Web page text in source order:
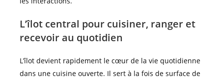
L’îlot central pour cuisiner, ranger et
recevoir au quotidien
L’îlot devient rapidement le cœur de la vie quotidienne
dans une cuisine ouverte. Il sert à la fois de surface de